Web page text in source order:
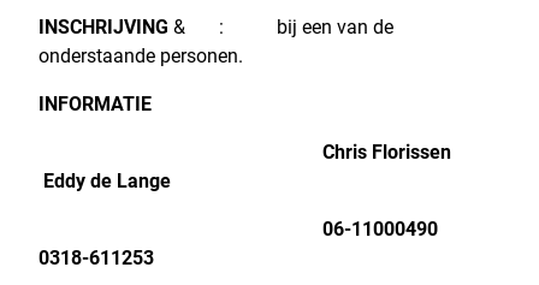
INSCHRIJVING & : bij een van de
onderstaande personen.
INFORMATIE
Chris Florissen
Eddy de Lange
06-11000490
0318-611253